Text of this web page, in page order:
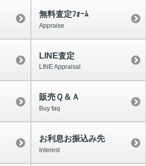
無料査定ﾌｫｰﾑ
Appraise
LINE査定
LINE Appraisal
販売Ｑ＆Ａ
Buy faq
お利息お振込み先
Interest